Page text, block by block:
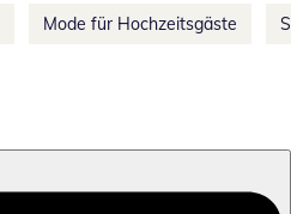
Mode für Hochzeitsgäste